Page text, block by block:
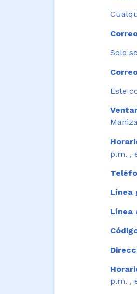
Solo
Este
p.m. ,
Línea
Línea
p.m. ,